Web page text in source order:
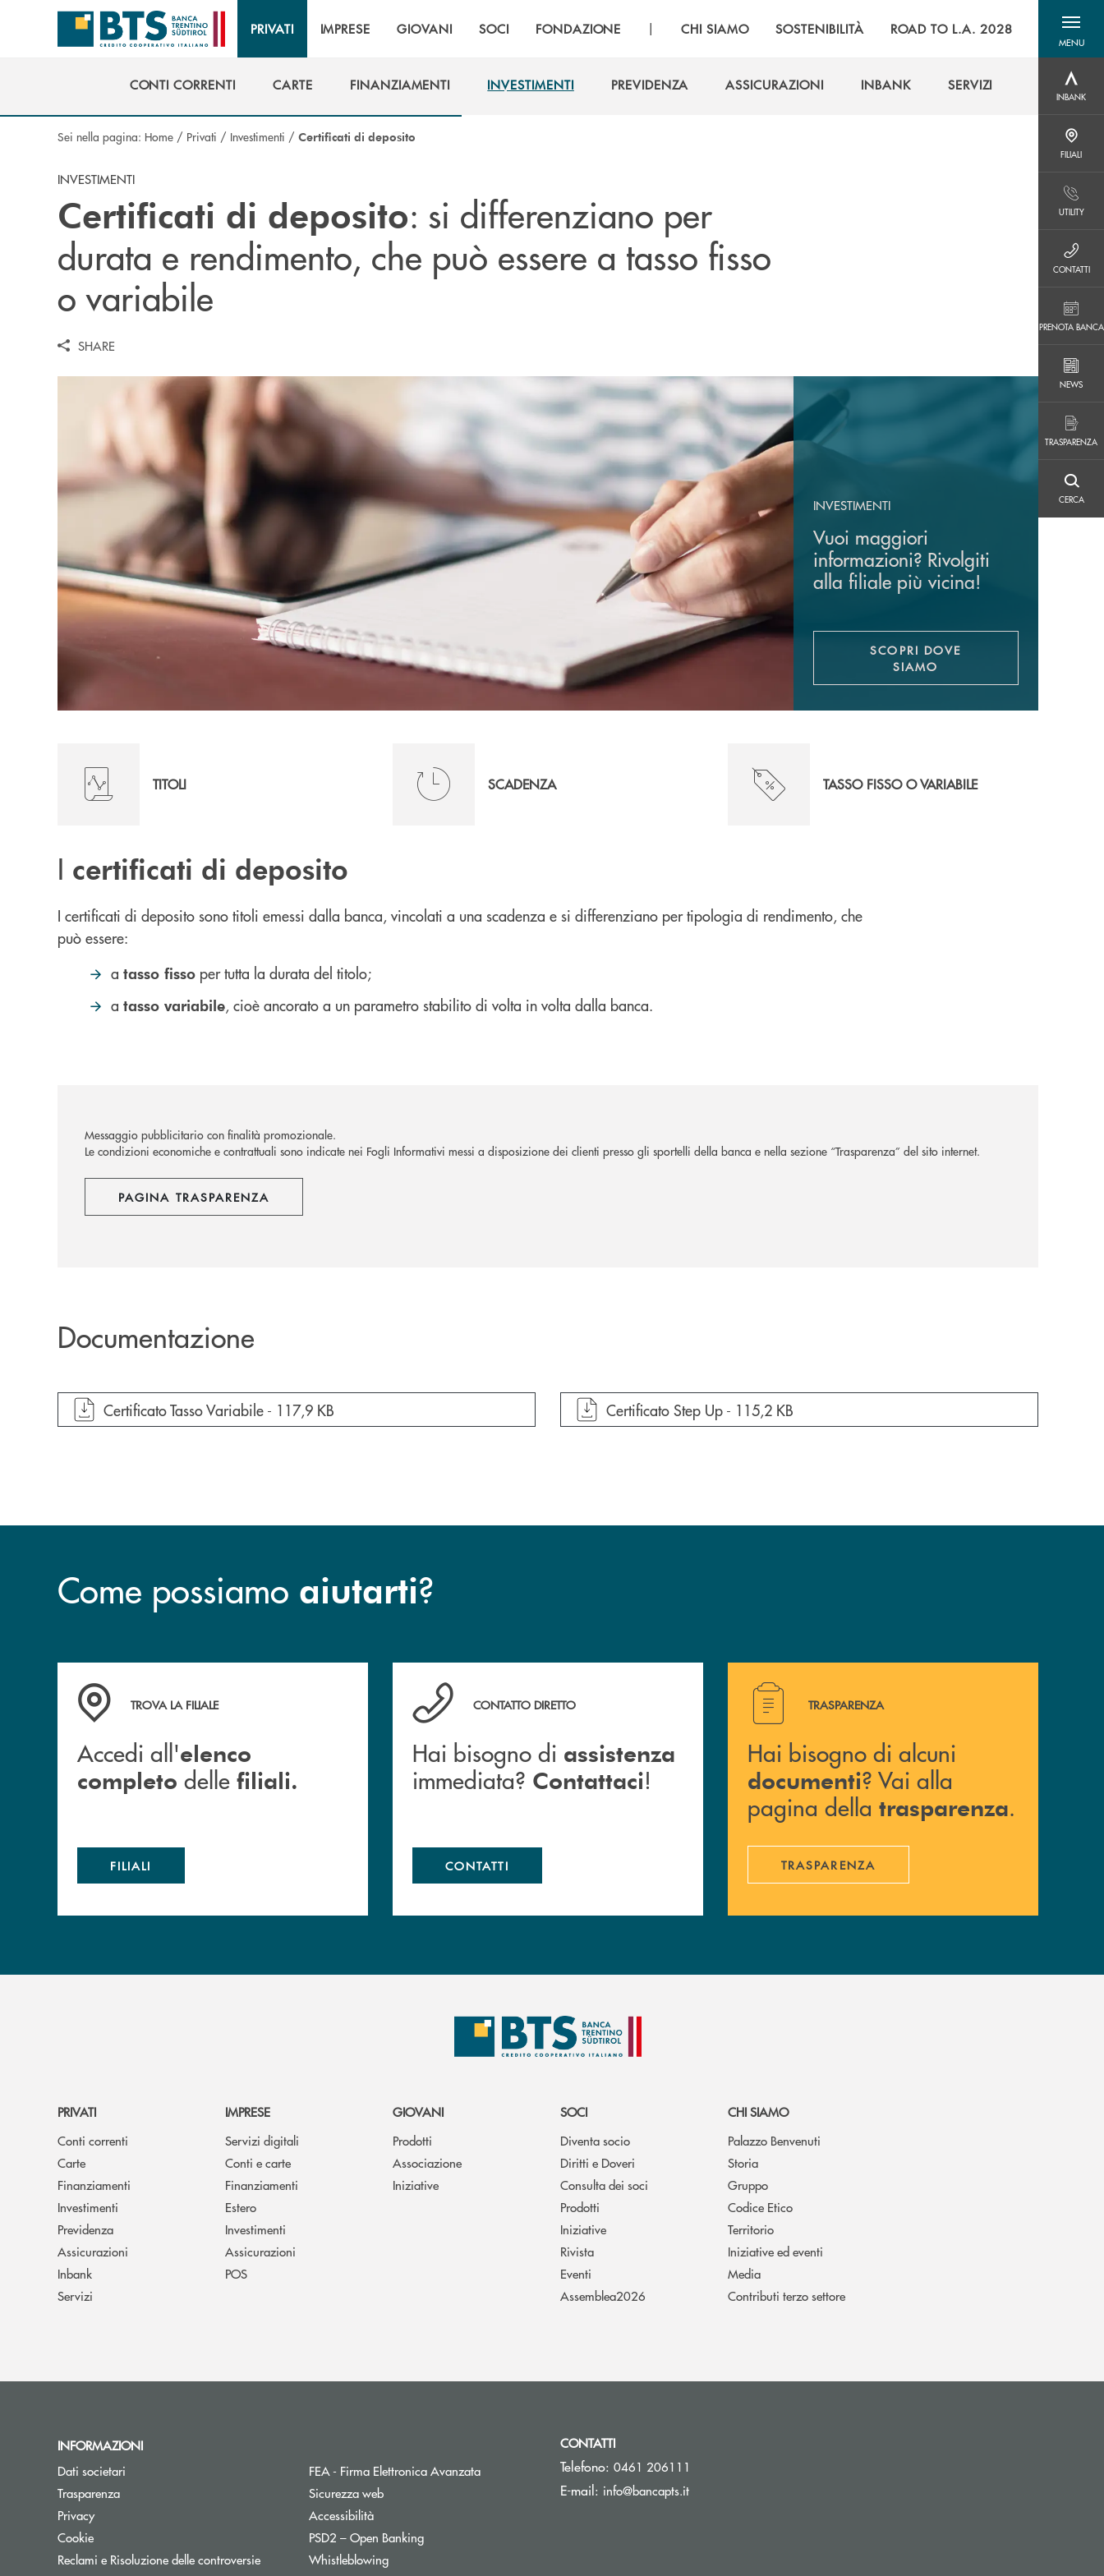
Salta al contenuto principale
PRIVATI IMPRESE GIOVANI SOCI FONDAZIONE | CHI SIAMO SOSTENIBILITÀ ROAD TO L.A. 2028
MENU
menu
INBANK
INBANK
FILIALI
UTILITY
CONTATTI
PRENOTA BANCA
NEWS
NEWS
TRASPARENZA
CERCA
CONTI CORRENTI
CARTE
FINANZIAMENTI
INVESTIMENTI
PREVIDENZA
ASSICURAZIONI
INBANK
SERVIZI
Sei nella pagina: Home / Privati / Investimenti / Certificati di deposito
INVESTIMENTI
Certificati di deposito: si differenziano per
durata e rendimento, che può essere a tasso fisso
o variabile
SHARE
INVESTIMENTI
Vuoi maggiori
informazioni? Rivolgiti
alla filiale più vicina!
SCOPRI DOVE
SIAMO
TITOLI SCADENZA TASSO FISSO O VARIABILE
I certificati di deposito
I certificati di deposito sono titoli emessi dalla banca, vincolati a una scadenza e si differenziano per tipologia di rendimento, che
può essere:
a tasso fisso per tutta la durata del titolo;
a tasso variabile, cioè ancorato a un parametro stabilito di volta in volta dalla banca.
Messaggio pubblicitario con finalità promozionale.
Le condizioni economiche e contrattuali sono indicate nei Fogli Informativi messi a disposizione dei clienti presso gli sportelli della banca e nella sezione “Trasparenza” del sito internet.
PAGINA TRASPARENZA
Documentazione
apre documento in una nuova finestra
Certificato Tasso Variabile - 117,9 KB apre documento in una nuova finestra
Certificato Step Up - 115,2 KB
Come possiamo aiutarti?
Accedi all' elenco completo delle filiali.
TROVA LA FILIALE
Accedi all'elenco
completo delle filiali.
FILIALI
Hai bisogno di assistenza immediata? Contattaci !
CONTATTO DIRETTO
Hai bisogno di assistenza
immediata? Contattaci!
CONTATTI
Hai bisogno di alcuni documenti ? Vai alla pagina della
TRASPARENZA
Hai bisogno di alcuni
documenti? Vai alla
pagina della trasparenza.
TRASPARENZA
PRIVATI
Conti correnti
Carte
Finanziamenti
Investimenti
Previdenza
Assicurazioni
Inbank
Servizi
IMPRESE
Servizi digitali
Conti e carte
Finanziamenti
Estero
Investimenti
Assicurazioni
POS
GIOVANI
Prodotti
Associazione
Iniziative
SOCI
Diventa socio
Diritti e Doveri
Consulta dei soci
Prodotti
Iniziative
Rivista
Eventi
Assemblea2026
CHI SIAMO
Palazzo Benvenuti
Storia
Gruppo
Codice Etico
Territorio
Iniziative ed eventi
Media
Contributi terzo settore
INFORMAZIONI
Dati societari
Trasparenza
PrivacyApre una nuova finestra
Cookie
Reclami e Risoluzione delle controversie
FEA - Firma Elettronica AvanzataApre una nuova finestra
Sicurezza web
Accessibilità
PSD2 – Open BankingApre una nuova finestra
Whistleblowing
CONTATTI
Telefono: 0461 206111
E-mail: info@bancapts.it(si apre l’app di posta elettronica)